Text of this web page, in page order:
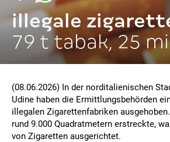
illegale
79 t tabak, 25
(08.06.2026) In der norditalienischen
Udine haben die Ermittlungsbehörden
illegalen Zigarettenfabriken
rund 9.000 Quadratmetern erstreckte,
von Zigaretten ausgerichtet.